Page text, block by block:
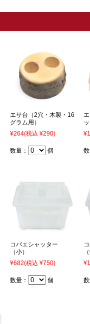
エサ台（2穴・木製・16
グラム用）
¥264(税込 ¥290)
数量： 個
コバエシャッター
（小）
¥682(税込 ¥750)
数量： 個